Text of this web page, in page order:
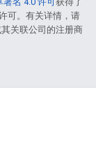
可。有关详情，请
关联公司的注册商